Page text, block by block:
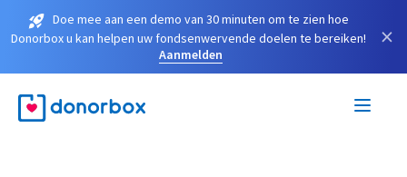
Doe mee aan een demo van 30 minuten om te zien hoe
Donorbox u kan helpen uw fondsenwervende doelen te bereiken!
Aanmelden
×